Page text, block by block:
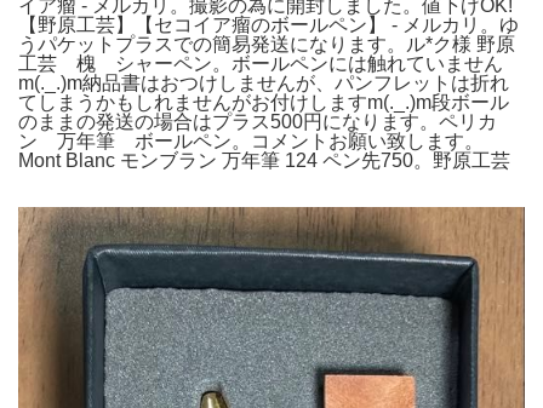
イア瘤 - メルカリ。撮影の為に開封しました。値下げOK!
【野原工芸】【セコイア瘤のボールペン】 - メルカリ。ゆ
うパケットプラスでの簡易発送になります。ル*ク様 野原
工芸 槐 シャーペン。ボールペンには触れていません
m(._.)m納品書はおつけしませんが、パンフレットは折れ
てしまうかもしれませんがお付けしますm(._.)m段ボール
のままの発送の場合はプラス500円になります。ペリカ
ン 万年筆 ボールペン。コメントお願い致します。
Mont Blanc モンブラン 万年筆 124 ペン先750。野原工芸